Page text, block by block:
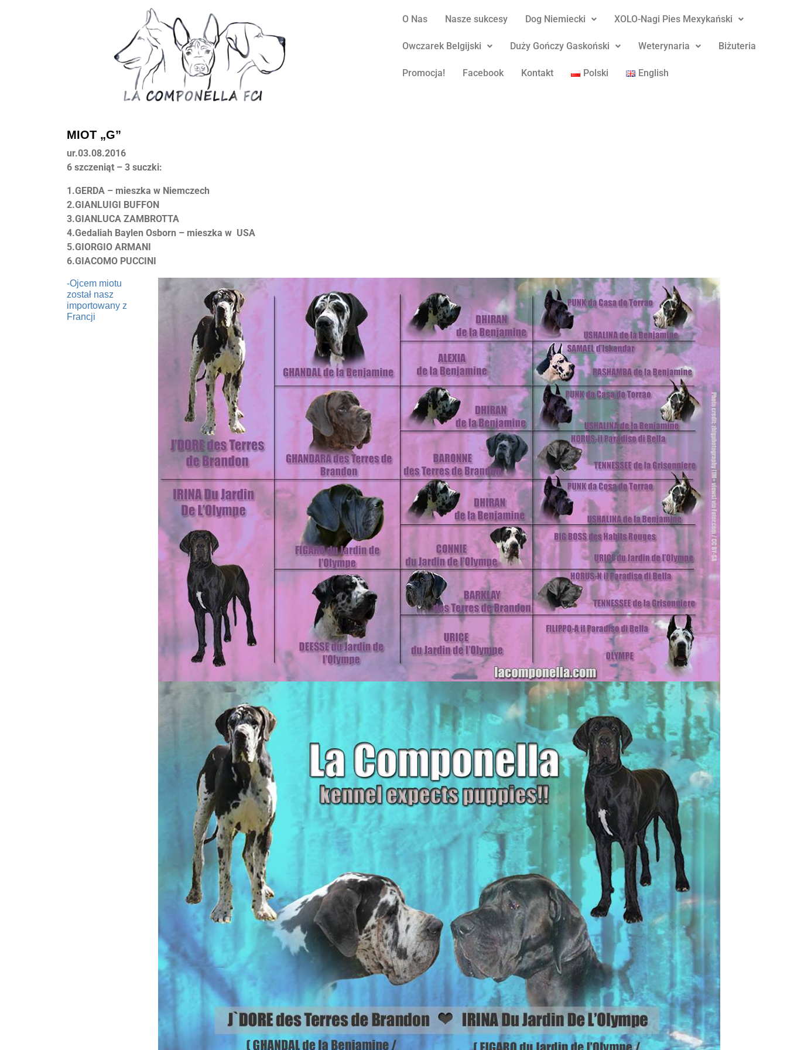
O Nas Nasze sukcesy Dog Niemiecki XOLO-Nagi Pies Mexykański
Owczarek Belgijski Duży Gończy Gaskoński Weterynaria Biżuteria
Promocja! Facebook Kontakt Polski English
MIOT „G”
ur.03.08.2016
6 szczeniąt – 3 suczki:
1.GERDA – mieszka w Niemczech
2.GIANLUIGI BUFFON
3.GIANLUCA ZAMBROTTA
4.Gedaliah Baylen Osborn – mieszka w USA
5.GIORGIO ARMANI
6.GIACOMO PUCCINI
-Ojcem miotu
został nasz
importowany z
Francji